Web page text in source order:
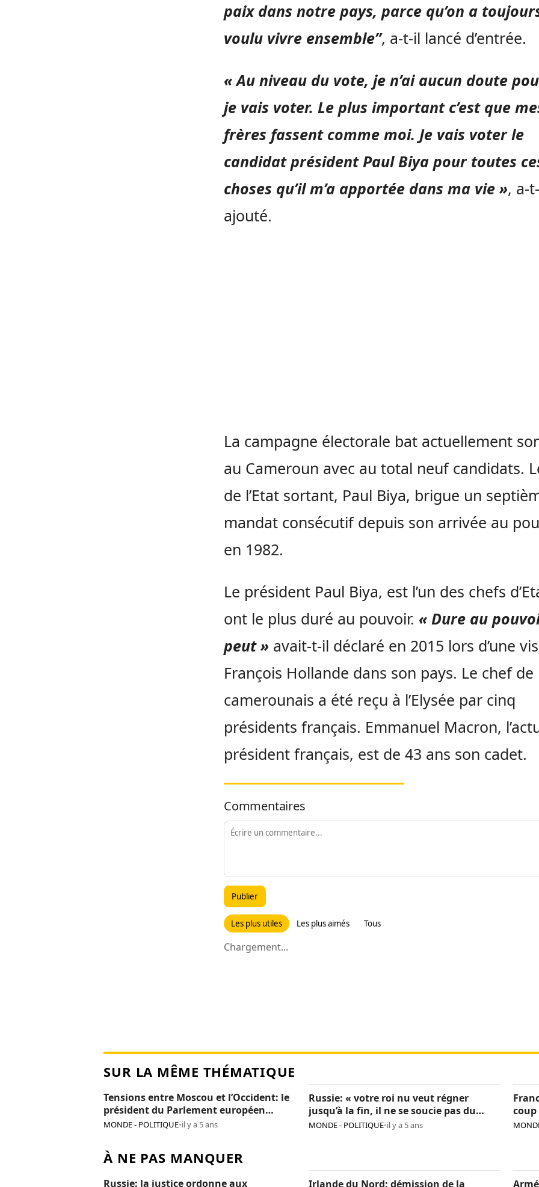
paix dans notre pays, parce qu’on a
voulu vivre ensemble”, a-t-il lancé d’entrée.
« Au niveau du vote, je n’ai aucun doute
je vais voter. Le plus important c’est que
frères fassent comme moi. Je vais voter le
candidat président Paul Biya pour toutes
choses qu’il m’a apportée dans ma vie », a-
ajouté.
La campagne électorale bat actuellement
au Cameroun avec au total neuf candidats.
de l’Etat sortant, Paul Biya, brigue un
mandat consécutif depuis son arrivée au
en 1982.
Le président Paul Biya, est l’un des chefs
ont le plus duré au pouvoir. « Dure au
peut » avait-t-il déclaré en 2015 lors d’une
François Hollande dans son pays. Le chef de
camerounais a été reçu à l’Elysée par cinq
présidents français. Emmanuel Macron,
président français, est de 43 ans son cadet.
Commentaires
Publier
Les plus utiles Les plus aimés Tous
Chargement...
SUR LA MÊME THÉMATIQUE
Tensions entre Moscou et l’Occident: le
président du Parlement européen
persona non grata en Russie
MONDE - POLITIQUE•il y a 5 ans
Russie: « votre roi nu veut régner
jusqu’à la fin, il ne se soucie pas du
pays », Navalny critique encore Poutine
MONDE - POLITIQUE•il y a 5 ans
coup
À NE PAS MANQUER
Russie: la justice ordonne aux Irlande du Nord: démission de la